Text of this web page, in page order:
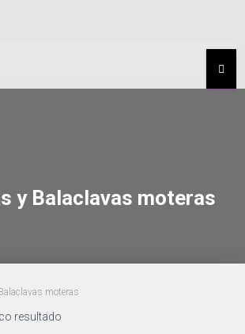
y Balaclavas moteras
moteras
resultado